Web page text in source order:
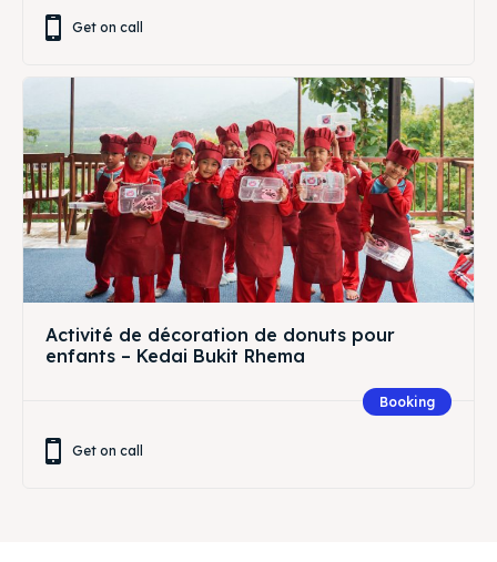
Get on call
Activité de décoration de donuts pour
enfants – Kedai Bukit Rhema
Booking
Get on call